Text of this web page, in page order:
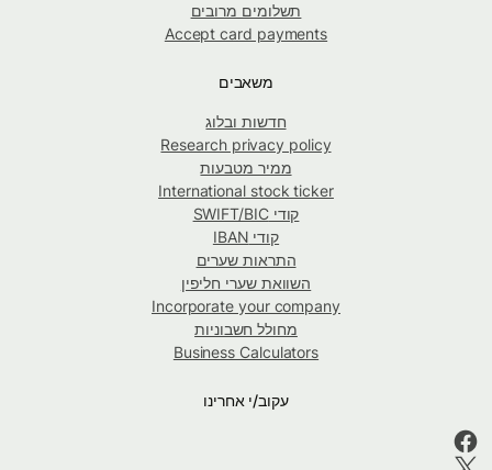
תשלומים מרובים
Accept card payments
משאבים
חדשות ובלוג
Research privacy policy
ממיר מטבעות
International stock ticker
קודי SWIFT/BIC
קודי IBAN
התראות שערים
השוואת שערי חליפין
Incorporate your company
מחולל חשבוניות
Business Calculators
עקוב/י אחרינו